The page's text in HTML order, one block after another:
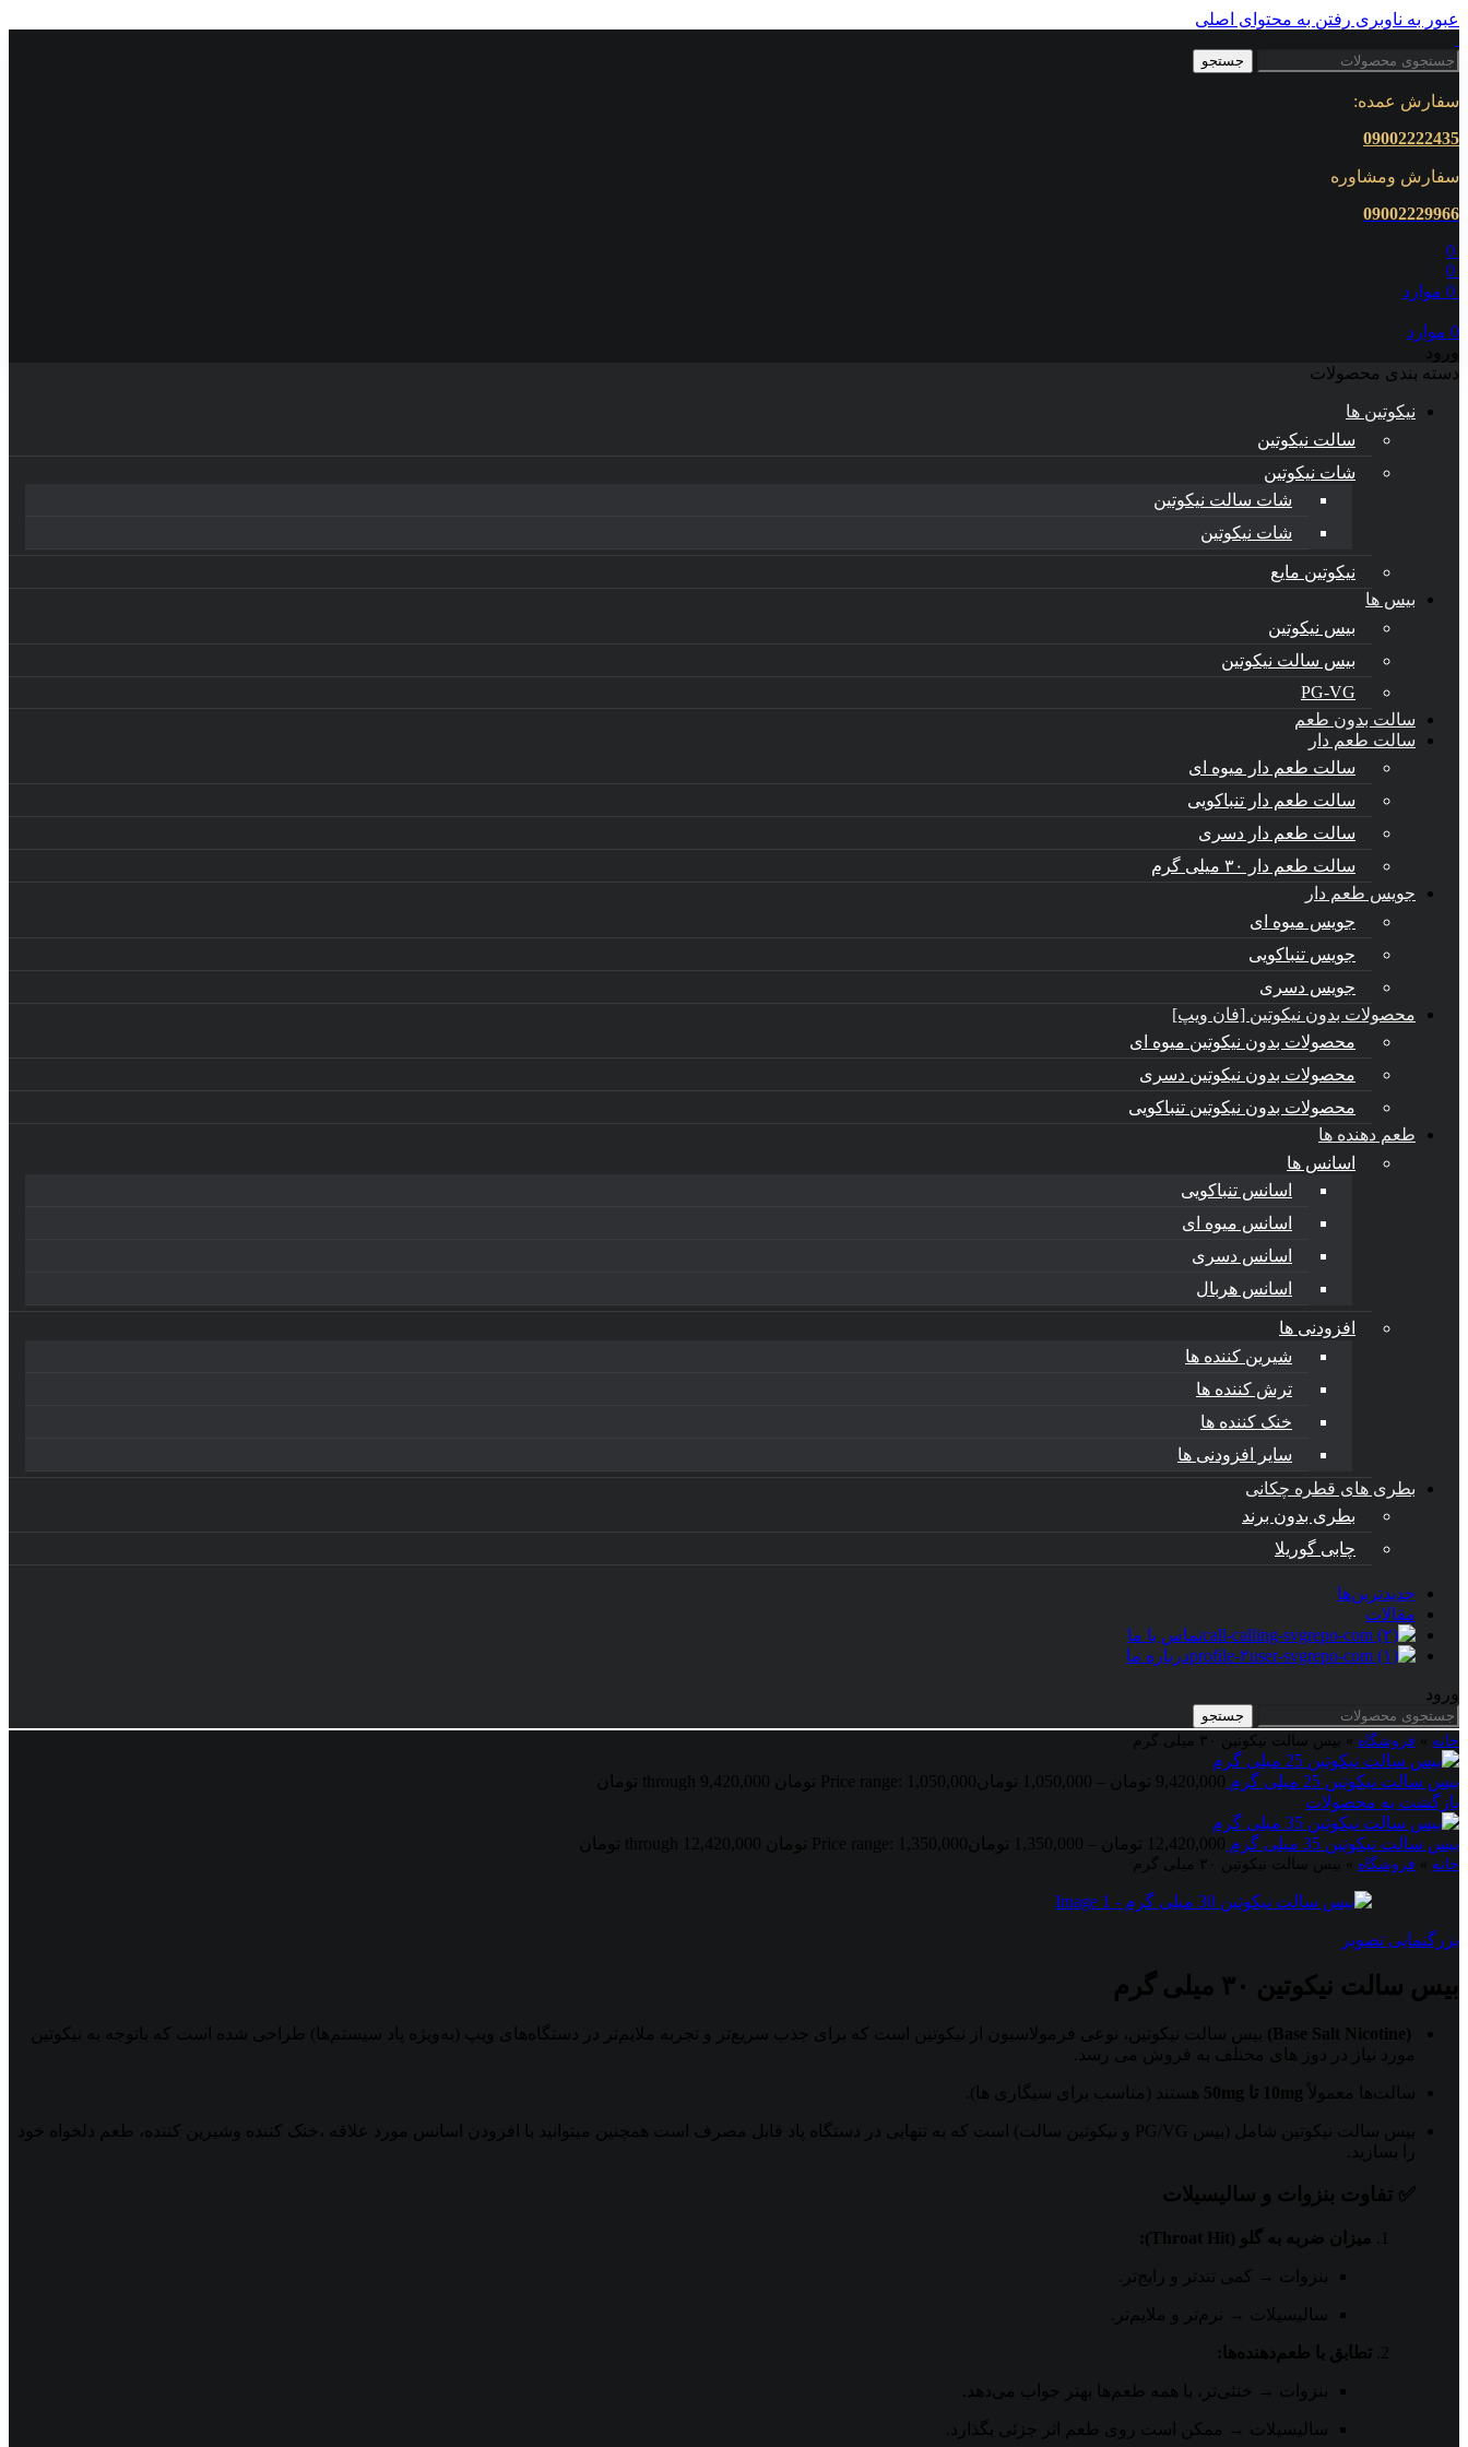
عبور به ناوبری رفتن به محتوای اصلی
جستجو
سفارش عمده:
09002222435
سفارش ومشاوره
09002229966
0
0
0 موارد
0 موارد
ورود
دسته بندی محصولات
نیکوتین ها
سالت نیکوتین
شات نیکوتین
شات سالت نیکوتین
شات نیکوتین
نیکوتین مایع
بیس ها
بیس نیکوتین
بیس سالت نیکوتین
PG-VG
سالت بدون طعم
سالت طعم دار
سالت طعم دار میوه ای
سالت طعم دار تنباکویی
سالت طعم دار دسری
سالت طعم دار ۳۰ میلی گرم
جویس طعم دار
جویس میوه ای
جویس تنباکویی
جویس دسری
محصولات بدون نیکوتین [فان ویپ]
محصولات بدون نیکوتین میوه ای
محصولات بدون نیکوتین دسری
محصولات بدون نیکوتین تنباکویی
طعم دهنده ها
اسانس‌ ها
اسانس تنباکویی
اسانس میوه ای
اسانس دسری
اسانس هربال
افزودنی ها
شیرین کننده ها
ترش کننده ها
خنک کننده ها
سایر افزودنی ها
بطری های قطره چکانی
بطری بدون برند
چابی گوریلا
جدیدترین‌ها
مقالات
تماس با ما
درباره ما
ورود
جستجو
خانه » فروشگاه » بیس سالت نیکوتین ۳۰ میلی گرم
بیس سالت نیکوتین 25 میلی گرم 9,420,000 تومان 1,050,000 تومان Price range: 1,050,000 تومان through 9,420,000 تومان
بازگشت به محصولات
بیس سالت نیکوتین 35 میلی گرم 12,420,000 تومان 1,350,000 تومان Price range: 1,350,000 تومان through 12,420,000 تومان
خانه » فروشگاه » بیس سالت نیکوتین ۳۰ میلی گرم
بزرگنمایی تصویر
بیس سالت نیکوتین ۳۰ میلی گرم
(Base Salt Nicotine)
بیس سالت نیکوتین، نوعی فرمولاسیون از نیکوتین است که برای جذب سریع‌تر و تجربه ملایم‌تر در دستگاه‌های ویپ (به‌ویژه پاد سیستم‌ها) طراحی شده است که باتوجه به نیکوتین
مورد نیاز در دوز های مختلف به فروش می رسد.
سالت‌ها معمولاً 10mg تا 50mg هستند (مناسب برای سیگاری ها).
بیس سالت نیکوتین شامل (بیس PG/VG و نیکوتین سالت) است که به تنهایی در دستگاه پاد قابل مصرف است همچنین میتوانید با افزودن اسانس مورد علاقه ،خنک کننده وشیرین کننده، طعم دلخواه خود
را بسازید.
✅ تفاوت بنزوات و سالیسیلات
میزان ضربه به گلو (Throat Hit):
بنزوات → کمی تندتر و رایج‌تر.
سالیسیلات → نرم‌تر و ملایم‌تر.
تطابق با طعم‌دهنده‌ها:
بنزوات → خنثی‌تر، با همه طعم‌ها بهتر جواب می‌دهد.
سالیسیلات → ممکن است روی طعم اثر جزئی بگذارد.